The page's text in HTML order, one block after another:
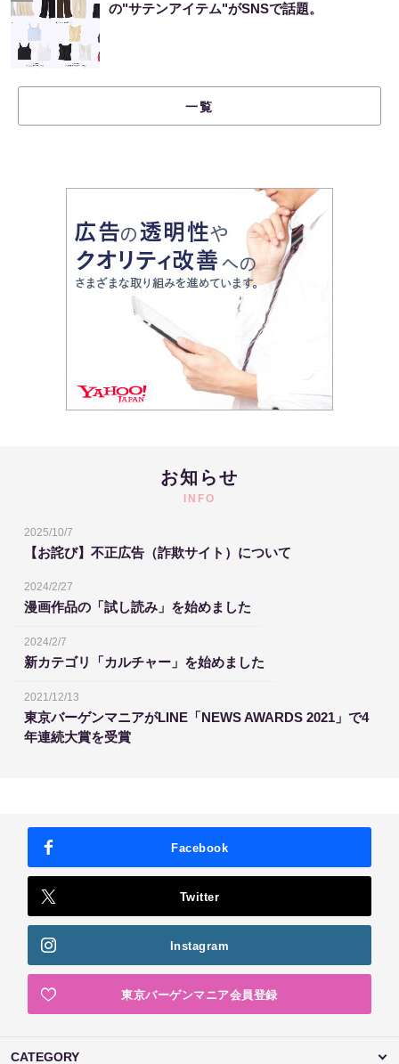
の"サテンアイテム"がSNSで話題。
一覧
お知らせ
INFO
2025/10/7
【お詫び】不正広告（詐欺サイト）について
2024/2/27
漫画作品の「試し読み」を始めました
2024/2/7
新カテゴリ「カルチャー」を始めました
2021/12/13
東京バーゲンマニアがLINE「NEWS AWARDS 2021」で4
年連続大賞を受賞
Facebook
Twitter
Instagram
東京バーゲンマニア会員登録
CATEGORY